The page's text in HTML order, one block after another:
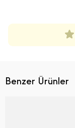
Benzer Ürünler